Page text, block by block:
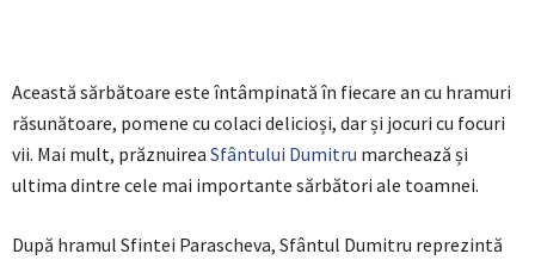
Această sărbătoare este întâmpinată în fiecare an cu hramuri
răsunătoare, pomene cu colaci delicioși, dar și jocuri cu focuri
vii. Mai mult, prăznuirea Sfântului Dumitru marchează și
ultima dintre cele mai importante sărbători ale toamnei.
După hramul Sfintei Parascheva, Sfântul Dumitru reprezintă